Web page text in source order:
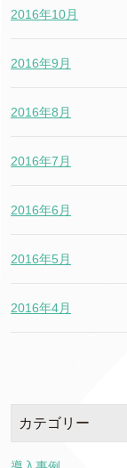
2016年10月
2016年9月
2016年8月
2016年7月
2016年6月
2016年5月
2016年4月
カテゴリー